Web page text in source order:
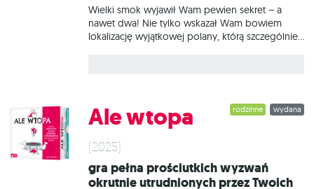
Wielki smok wyjawił Wam pewien sekret – a
nawet dwa! Nie tylko wskazał Wam bowiem
lokalizację wyjątkowej polany, którą szczególnie
macie wszelkie narzędzia, by tego dokonać.
Ruszajcie po chwałę i zapiszcie się trwale na
kartach przyszłych legend! Dolina żywiołów:
Artefakty to rozszerzenie wprowadzające zestaw
całkowicie nowych stworzeń. Oprócz nich do
gry dołączają tytułowe artefakty, których moc
możecie wyzwolić. W fazie polowania każdy z
wydana
rodzinne
Ale wtopa
(2025)
Gra pełna prościutkich wyzwań
okrutnie utrudnionych przez Twoich